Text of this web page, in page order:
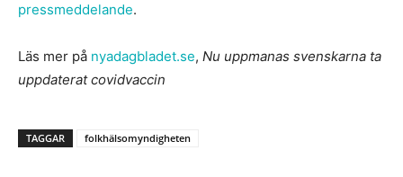
pressmeddelande.
Läs mer på nyadagbladet.se, Nu uppmanas svenskarna ta
uppdaterat covidvaccin
TAGGAR folkhälsomyndigheten